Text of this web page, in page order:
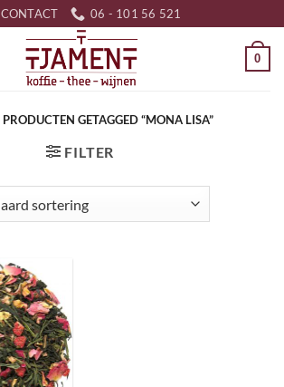
CONTACT 06 - 101 56 521
0
PRODUCTEN GETAGGED “MONA LISA”
FILTER